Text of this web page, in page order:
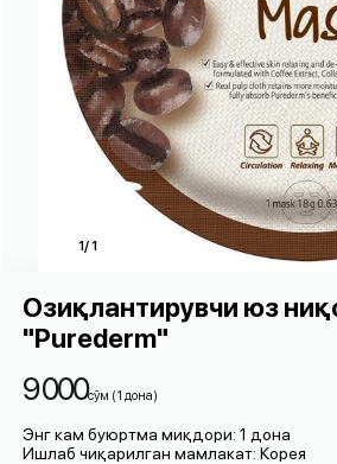
Озиқлантирувчи юз
"Purederm"
9 000cўм (1 дона)
Энг кам буюртма миқдори: 1 дона
Ишлаб чиқарилган мамлакат: Корея